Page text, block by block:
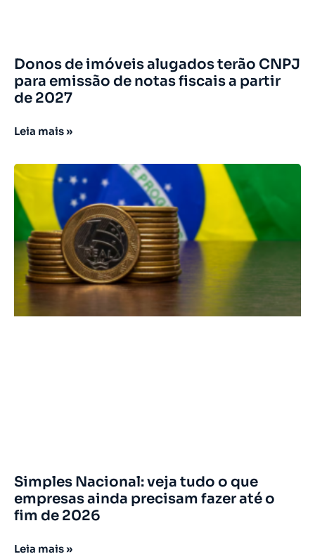
Donos de imóveis alugados terão CNPJ
para emissão de notas fiscais a partir
de 2027
Leia mais »
Simples Nacional: veja tudo o que
empresas ainda precisam fazer até o
fim de 2026
Leia mais »